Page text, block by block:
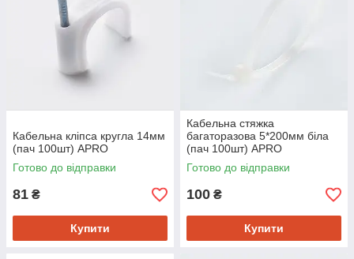
Кабельна кліпса кругла 14мм
(пач 100шт) APRO
Готово до відправки
81 ₴
Купити
Кабельна стяжка
багаторазова 5*200мм біла
(пач 100шт) APRO
Готово до відправки
100 ₴
Купити